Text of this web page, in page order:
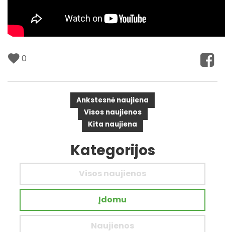
0
Ankstesnė naujiena
Visos naujienos
Kita naujiena
Kategorijos
Visos naujienos
Įdomu
Naujienos